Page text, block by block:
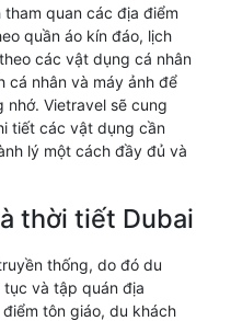
quan các địa điểm
quần áo kín đáo, lịch
các vật dụng cá nhân
cá nhân và máy ảnh để
nhớ. Vietravel sẽ cung
tiết các vật dụng cần
lý một cách đầy đủ và
thời tiết Dubai
thống, do đó du
và tập quán địa
tôn giáo, du khách